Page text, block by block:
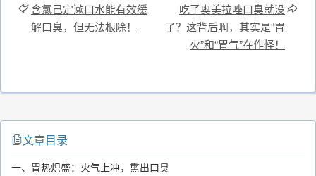
含氯己定漱口水能有效缓
解口臭，但无法根除！
吃了奥美拉唑口臭就没
了？这背后啊，其实是“胃
火”和“胃气”在作怪！
文章目录
一、胃热炽盛：火气上冲，熏出口臭